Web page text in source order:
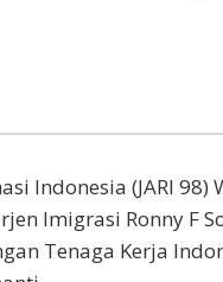
Indonesia (JARI 98)
Imigrasi Ronny F
Tenaga Kerja